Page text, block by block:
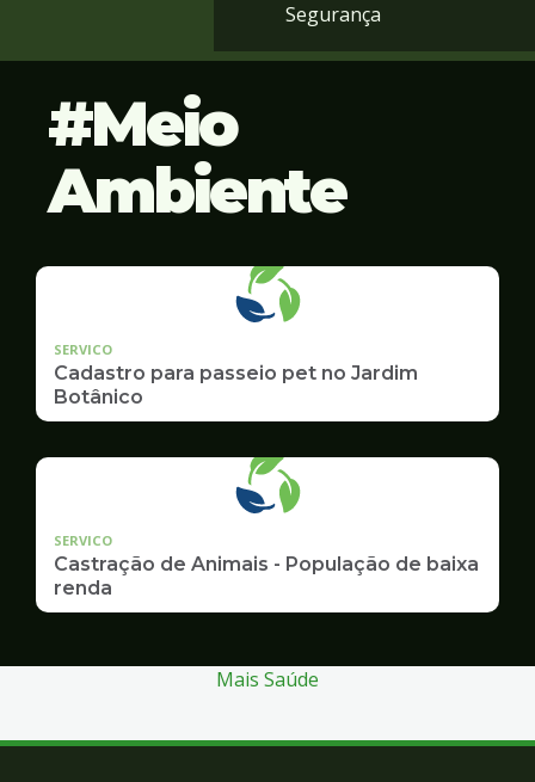
Segurança
Meio
Ambiente
SERVICO
Cadastro para passeio pet no Jardim
Botânico
SERVICO
Castração de Animais - População de baixa
renda
Mais Saúde